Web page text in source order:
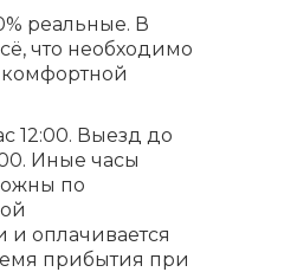
реальные. В
что необходимо
12:00. Выезд до
Иные часы
по
и оплачивается
прибытия при